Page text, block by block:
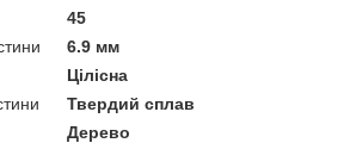
45
6.9 мм
Цілісна
Твердий сплав
Дерево